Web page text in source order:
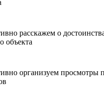
расскажем о
объекта
организуем просмотры